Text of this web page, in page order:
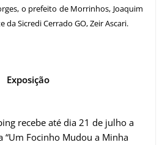
o prefeito de Morrinhos, Joaquim
da Sicredi Cerrado GO, Zeir Ascari.
Exposição
recebe até dia 21 de julho a
“Um Focinho Mudou a Minha